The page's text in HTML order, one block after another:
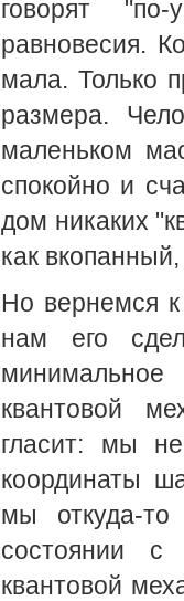
говорят
равновесия.
мала. Только
размера.
маленьком
спокойно и
дом никаких
как вкопанный,
Но вернемся
нам его
квантовой
гласит: мы
координаты
мы откуда-
состоянии с
квантовой